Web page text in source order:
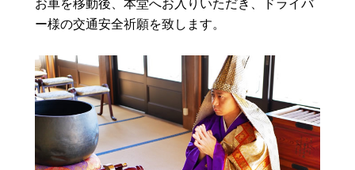
お車を移動後、本堂へお入りいただき、ドライバ
ー様の交通安全祈願を致します。